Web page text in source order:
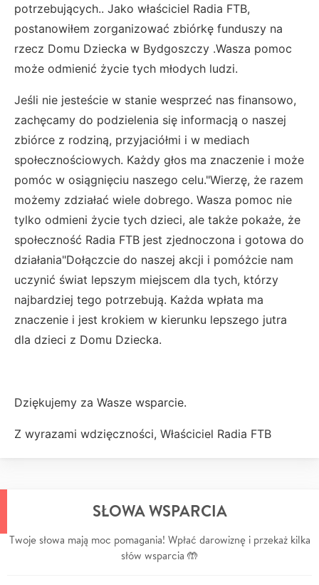
potrzebujących.. Jako właściciel Radia FTB,
postanowiłem zorganizować zbiórkę funduszy na
rzecz Domu Dziecka w Bydgoszczy .Wasza pomoc
może odmienić życie tych młodych ludzi.
Jeśli nie jesteście w stanie wesprzeć nas finansowo,
zachęcamy do podzielenia się informacją o naszej
zbiórce z rodziną, przyjaciółmi i w mediach
społecznościowych. Każdy głos ma znaczenie i może
pomóc w osiągnięciu naszego celu."Wierzę, że razem
możemy zdziałać wiele dobrego. Wasza pomoc nie
tylko odmieni życie tych dzieci, ale także pokaże, że
społeczność Radia FTB jest zjednoczona i gotowa do
działania"Dołączcie do naszej akcji i pomóżcie nam
uczynić świat lepszym miejscem dla tych, którzy
najbardziej tego potrzebują. Każda wpłata ma
znaczenie i jest krokiem w kierunku lepszego jutra
dla dzieci z Domu Dziecka.
Dziękujemy za Wasze wsparcie.
Z wyrazami wdzięczności, Właściciel Radia FTB
SŁOWA WSPARCIA
Twoje słowa mają moc pomagania! Wpłać darowiznę i przekaż kilka
słów wsparcia 🤲